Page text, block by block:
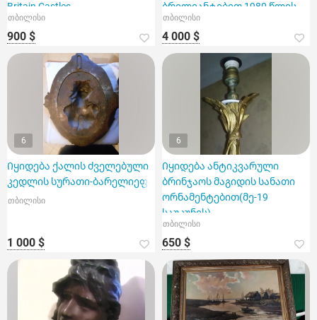
Britain Castles
თბილისი
900 $
ბრილიანტებით 1980 წლის
ოლიმპიადის სიმბოლოთი
თბილისი
4 000 $
6
Იყიდება ქალის ძველებული
კედლის სურათი-ბარელიეფი
თბილისი
1 000 $
6
Იყიდება ანტიკვარული
ბრინჯაოს მაგიდის სანათი
ორნამენტებით(მე-19
საუკუნის)
თბილისი
650 $